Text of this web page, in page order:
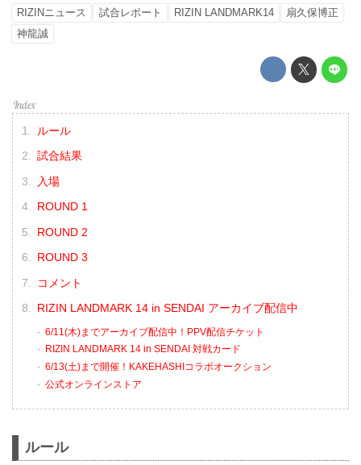
RIZINニュース 試合レポート RIZIN LANDMARK14
扇久保博正
神龍誠
ルール
試合結果
入場
ROUND 1
ROUND 2
ROUND 3
コメント
RIZIN LANDMARK 14 in SENDAI アーカイブ配信中
6/11(木)までアーカイブ配信中！PPV配信チケット
RIZIN LANDMARK 14 in SENDAI 対戦カード
6/13(土)まで開催！KAKEHASHIコラボオークション
公式オンラインストア
ルール